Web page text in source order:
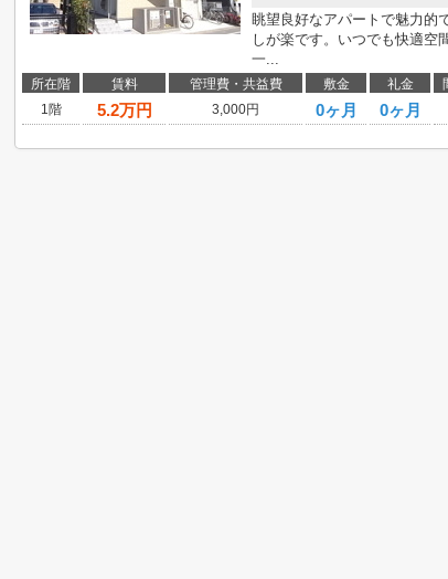
眺望良好なアパートで魅力的
しが楽です。いつでも快適空
一...
所在階 賃料 管理費・共益費 敷金 礼金
1階
5.2万円 3,000円 0ヶ月 0ヶ月